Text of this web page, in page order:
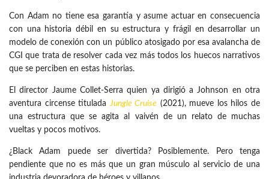
Con Adam no tiene esa garantía y asume actuar en consecuencia
con una historia débil en su estructura y frágil en desarrollar un
modelo de conexión con un público atosigado por esa avalancha de
CGI que trata de resolver cada vez más todos los huecos narrativos
que se perciben en estas historias.
El director Jaume Collet-Serra quien ya dirigió a Johnson en otra
aventura circense tituladaJungle Cruise (2021), mueve los hilos de
una estructura que se agita al vaivén de un relato de muchas
vueltas y pocos motivos.
¿Black Adam puede ser divertida? Posiblemente. Pero tenga
pendiente que no es más que un gran músculo al servicio de una